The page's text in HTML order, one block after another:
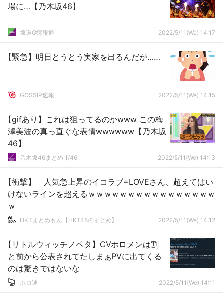
場に…【乃木坂46】
坂道G情報通 2022/5/11(We) 14:17
【緊急】明日とうとう実家を出るんだが……
GOSSIP速報 2022/5/11(We) 14:15
【gifあり】これは狙ってるのかwww この梅
澤美波の真っ直ぐな表情wwwwww【乃木坂
46】
乃木坂46まとめ 1/46 2022/5/11(We) 14:13
【衝撃】 人気急上昇のイコラブ=LOVEさん、超えてはい
けないラインを超えるｗｗｗｗｗｗｗｗｗｗｗｗｗｗｗｗ
ｗ
HKTまとめもん【HKT48のまとめ】 2022/5/11(We) 14:12
【リトルウィッチノベタ】CVホロメンは割
と前から公表されてたしまぁPVに出てくる
のは驚きではないな
ホロ速 2022/5/11(We) 14:11